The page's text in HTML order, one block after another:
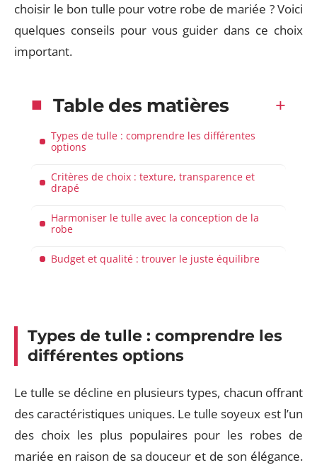
choisir le bon tulle pour votre robe de mariée ? Voici
quelques conseils pour vous guider dans ce choix
important.
Table des matières
Types de tulle : comprendre les différentes
options
Critères de choix : texture, transparence et
drapé
Harmoniser le tulle avec la conception de la
robe
Budget et qualité : trouver le juste équilibre
Types de tulle : comprendre les
différentes options
Le tulle se décline en plusieurs types, chacun offrant
des caractéristiques uniques. Le tulle soyeux est l’un
des choix les plus populaires pour les robes de
mariée en raison de sa douceur et de son élégance.